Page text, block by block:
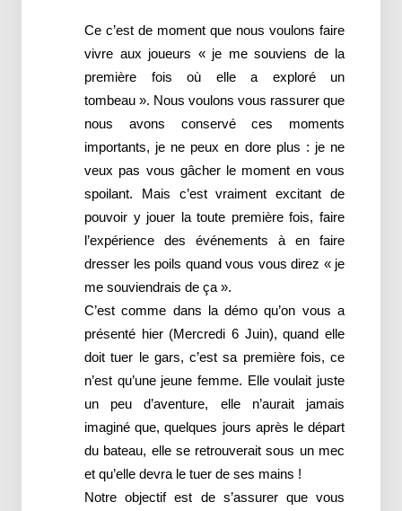
Ce c’est de moment que nous voulons faire
vivre aux joueurs « je me souviens de la
première fois où elle a exploré un
tombeau ». Nous voulons vous rassurer que
nous avons conservé ces moments
importants, je ne peux en dore plus : je ne
veux pas vous gâcher le moment en vous
spoilant. Mais c’est vraiment excitant de
pouvoir y jouer la toute première fois, faire
l’expérience des événements à en faire
dresser les poils quand vous vous direz « je
me souviendrais de ça ».
C’est comme dans la démo qu’on vous a
présenté hier (Mercredi 6 Juin), quand elle
doit tuer le gars, c’est sa première fois, ce
n’est qu’une jeune femme. Elle voulait juste
un peu d’aventure, elle n’aurait jamais
imaginé que, quelques jours après le départ
du bateau, elle se retrouverait sous un mec
et qu’elle devra le tuer de ses mains !
Notre objectif est de s’assurer que vous